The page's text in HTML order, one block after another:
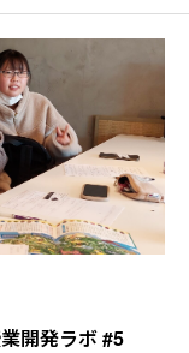
開発ラボ #5